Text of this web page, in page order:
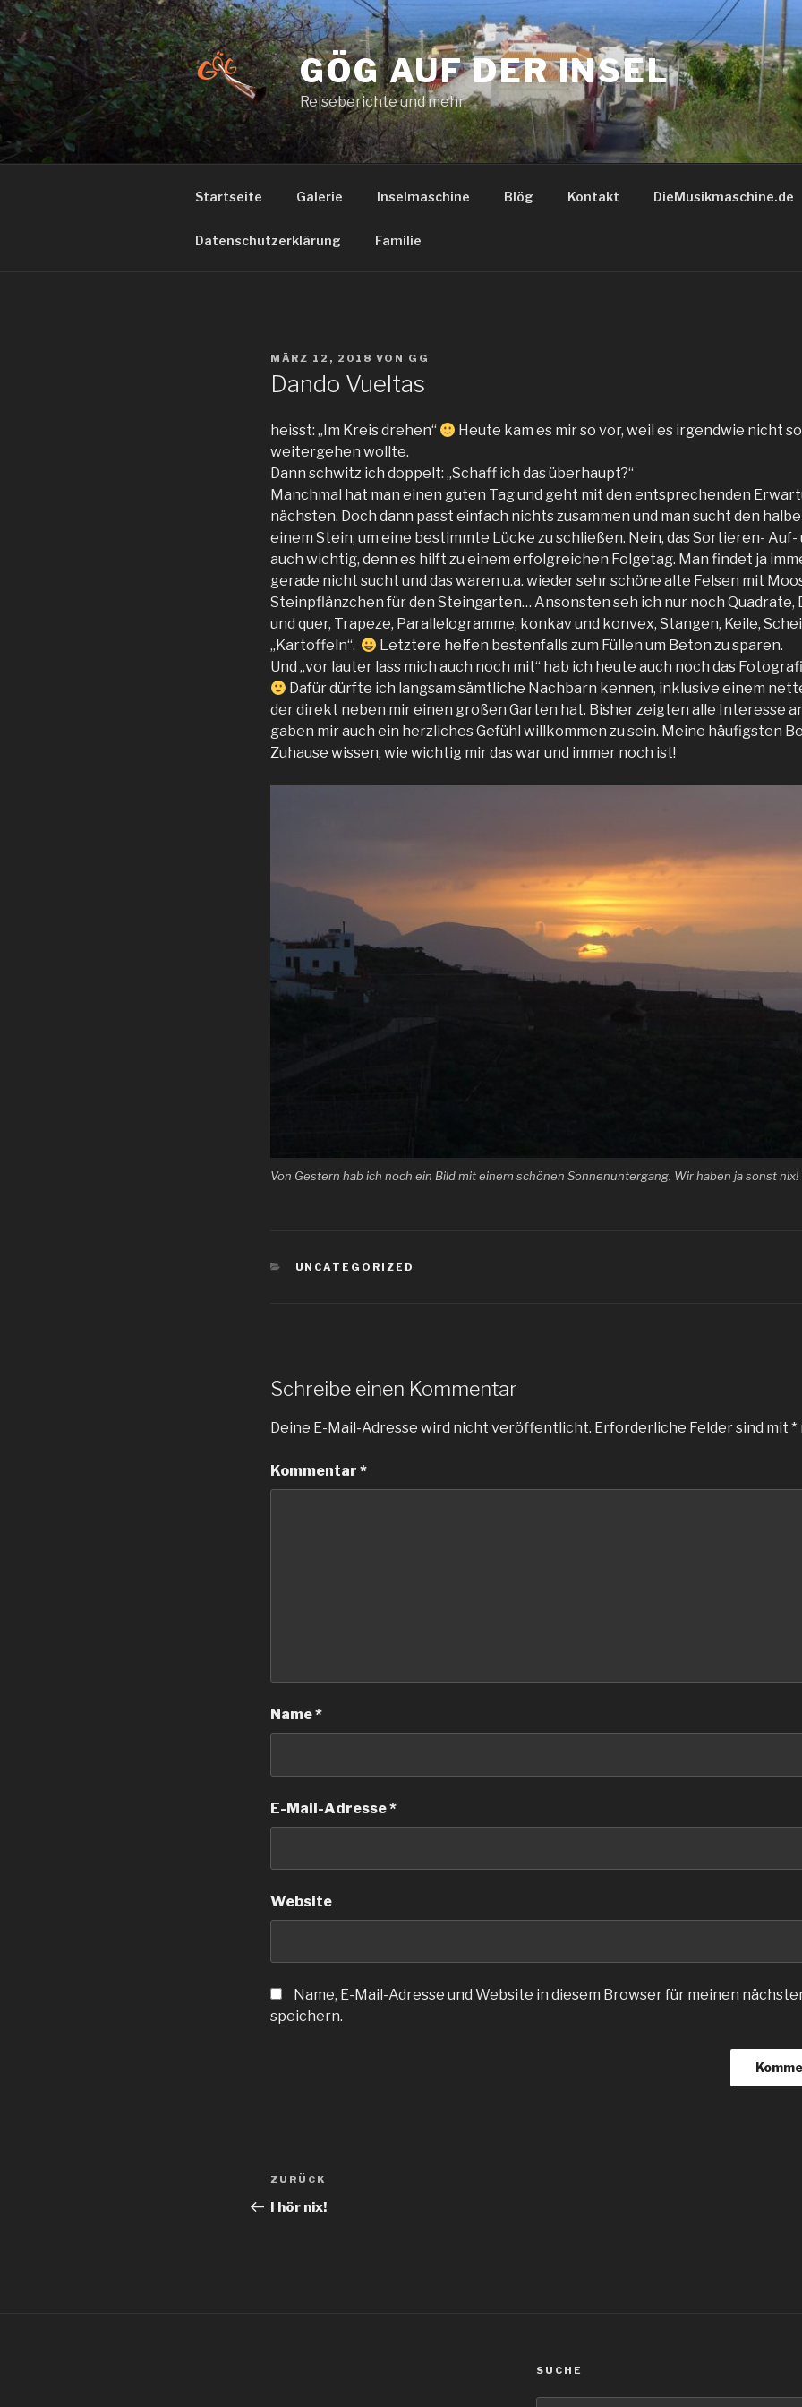
Zum
Inhalt
springen
GÖG AUF DER INSEL
Reiseberichte und mehr.
Startseite Galerie Inselmaschine Blög Kontakt DieMusikmaschine.de
Datenschutzerklärung Familie
VERÖFFENTLICHT
MÄRZ 12, 2018 VON GG
Dando Vueltas
heisst: „Im Kreis drehen“
Heute kam es mir so vor, weil es irgendwie nicht
weitergehen wollte.
Dann schwitz ich doppelt: „Schaff ich das überhaupt?“
Manchmal hat man einen guten Tag und geht mit den entsprechenden
nächsten. Doch dann passt einfach nichts zusammen und man sucht den
einem Stein, um eine bestimmte Lücke zu schließen. Nein, das Sortieren- Auf-
auch wichtig, denn es hilft zu einem erfolgreichen Folgetag. Man findet ja
gerade nicht sucht und das waren u.a. wieder sehr schöne alte Felsen mit
Steinpflänzchen für den Steingarten… Ansonsten seh ich nur noch Quadrate,
und quer, Trapeze, Parallelogramme, konkav und konvex, Stangen, Keile,
„Kartoffeln“.
Letztere helfen bestenfalls zum Füllen um Beton zu sparen.
Und „vor lauter lass mich auch noch mit“ hab ich heute auch noch das
Dafür dürfte ich langsam sämtliche Nachbarn kennen, inklusive einem
der direkt neben mir einen großen Garten hat. Bisher zeigten alle Interesse
gaben mir auch ein herzliches Gefühl willkommen zu sein. Meine häufigsten
Zuhause wissen, wie wichtig mir das war und immer noch ist!
Von Gestern hab ich noch ein Bild mit einem schönen Sonnenuntergang. Wir haben ja sonst
KATEGORIEN
UNCATEGORIZED
Schreibe einen Kommentar
Deine E-Mail-Adresse wird nicht veröffentlicht. Erforderliche Felder sind mit *
Kommentar *
Name*
E-Mail-Adresse*
Website
Name, E-Mail-Adresse und Website in diesem Browser für meinen
speichern.
Beitragsnavigation
Vorheriger
Beitrag
ZURÜCK
I hör nix!
SUCHE